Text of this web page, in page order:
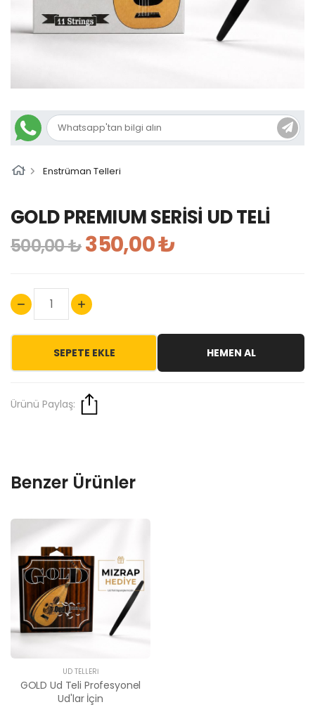
Enstrüman Telleri
GOLD PREMIUM SERİSİ UD TELİ
500,00 ₺350,00 ₺
SEPETE EKLE HEMEN AL
Ürünü Paylaş:
Benzer Ürünler
UD TELLERI
GOLD Ud Teli Profesyonel
Ud'lar İçin